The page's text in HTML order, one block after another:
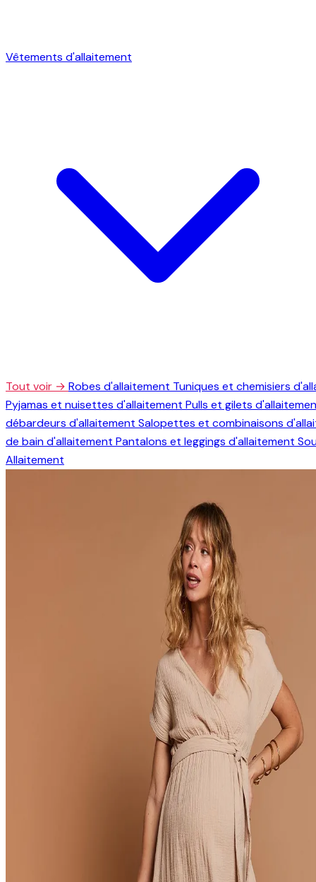
Vêtements d'allaitement
Tout voir → Robes d'allaitement Tuniques et chemisiers
Pyjamas et nuisettes d'allaitement Pulls et gilets
débardeurs d'allaitement Salopettes et combinaisons
de bain d'allaitement Pantalons et leggings d'allaitement
Allaitement